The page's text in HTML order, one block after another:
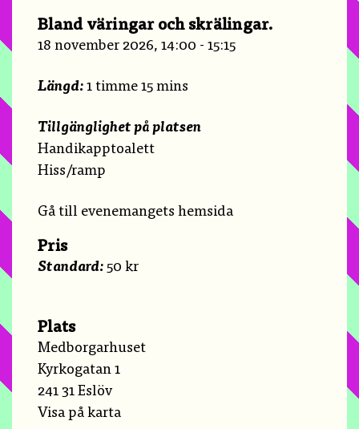
Bland väringar och skrälingar.
18 november 2026, 14:00 - 15:15
Längd: 1 timme 15 mins
Tillgänglighet på platsen
Handikapptoalett
Hiss/ramp
Gå till evenemangets hemsida
Pris
Standard: 50 kr
Plats
Medborgarhuset
Kyrkogatan 1
241 31 Eslöv
Visa på karta